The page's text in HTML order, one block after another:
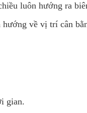
luôn hướng ra
về vị trí cân
gian.